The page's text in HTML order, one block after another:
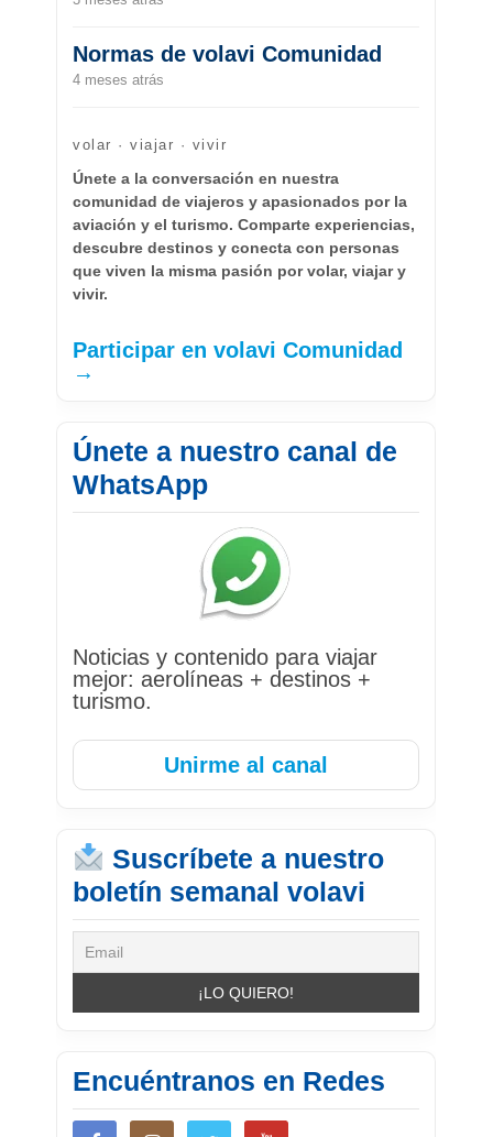
Normas de volavi Comunidad
4 meses atrás
volar · viajar · vivir
Únete a la conversación en nuestra
comunidad de viajeros y apasionados por la
aviación y el turismo. Comparte experiencias,
descubre destinos y conecta con personas
que viven la misma pasión por volar, viajar y
vivir.
Participar en volavi Comunidad
→
Únete a nuestro canal de
WhatsApp
Noticias y contenido para viajar
mejor: aerolíneas + destinos +
turismo.
Unirme al canal
Suscríbete a nuestro
boletín semanal volavi
Encuéntranos en Redes